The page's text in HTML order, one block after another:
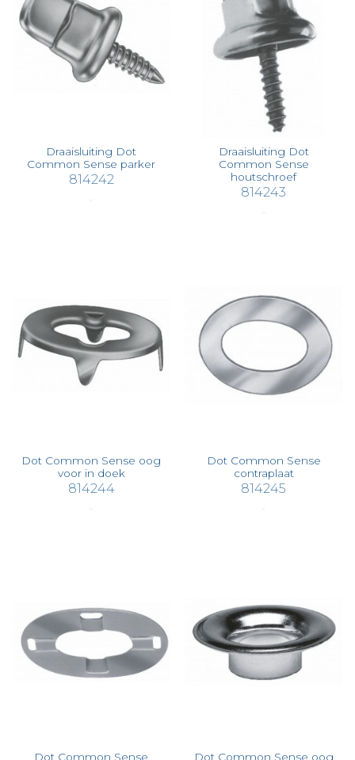
Draaisluiting Dot
Common Sense parker
814242
Draaisluiting Dot
Common Sense
houtschroef
814243
Dot Common Sense oog
voor in doek
814244
Dot Common Sense
contraplaat
814245
Dot Common Sense
Dot Common Sense oog